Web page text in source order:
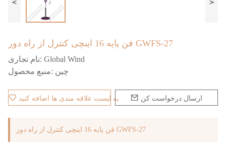
< >
فن پایه 16 اینچی کنترل از راه دور GWFS-27
نام تجاری: Global Wind
منبع محصول: چین
به لیست علاقه مندی ها اضافه کنید ارسال درخواست کن
فن پایه 16 اینچی کنترل از راه دور GWFS-27